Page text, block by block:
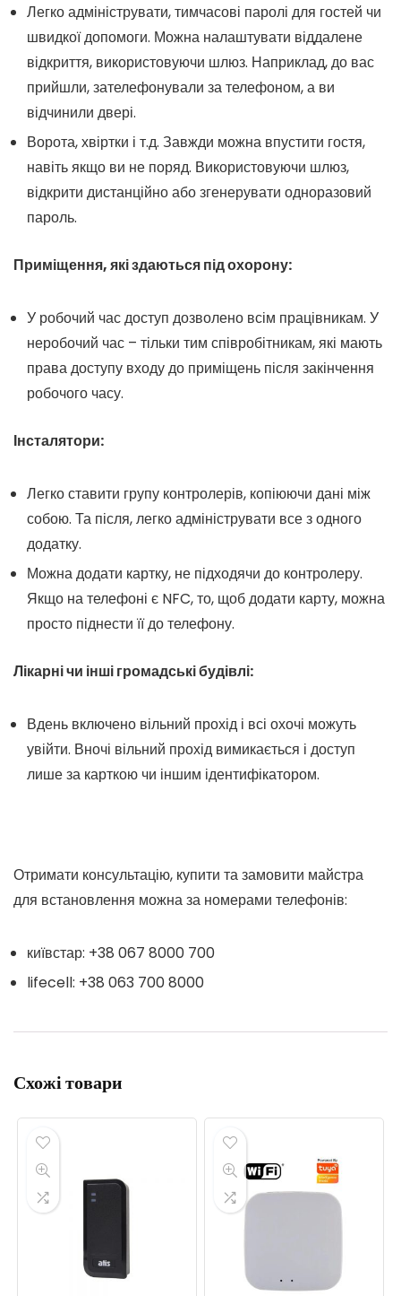
Легко адмініструвати, тимчасові паролі для гостей чи
швидкої допомоги. Можна налаштувати віддалене
відкриття, використовуючи шлюз. Наприклад, до вас
прийшли, зателефонували за телефоном, а ви
відчинили двері.
Ворота, хвіртки і т.д. Завжди можна впустити гостя,
навіть якщо ви не поряд. Використовуючи шлюз,
відкрити дистанційно або згенерувати одноразовий
пароль.
Приміщення, які здаються під охорону:
У робочий час доступ дозволено всім працівникам. У
неробочий час – тільки тим співробітникам, які мають
права доступу входу до приміщень після закінчення
робочого часу.
Інсталятори:
Легко ставити групу контролерів, копіюючи дані між
собою. Та після, легко адмініструвати все з одного
додатку.
Можна додати картку, не підходячи до контролеру.
Якщо на телефоні є NFC, то, щоб додати карту, можна
просто піднести її до телефону.
Лікарні чи інші громадські будівлі:
Вдень включено вільний прохід і всі охочі можуть
увійти. Вночі вільний прохід вимикається і доступ
лише за карткою чи іншим ідентифікатором.
Отримати консультацію, купити та замовити майстра
для встановлення можна за номерами телефонів:
київстар: +38 067 8000 700
lifecell: +38 063 700 8000
Схожі товари